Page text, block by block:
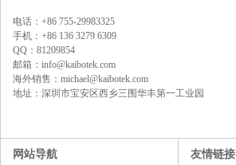
电话：+86 755-29983325
手机：+86 136 3279 6309
QQ：81209854
邮箱：info@kaibotek.com
海外销售：michael@kaibotek.com
地址：深圳市宝安区西乡三围华丰第一工业园
网站导航 友情链接